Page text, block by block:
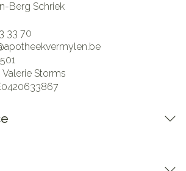
Berg Schriek
33 70
apotheekvermylen.be
Valerie Storms